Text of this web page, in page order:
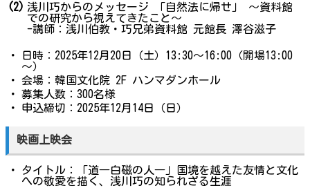
(2) 浅川巧からのメッセージ 「自然法に帰せ」 〜資料館
での研究から視えてきたこと〜
-講師：浅川伯教・巧兄弟資料館 元館長 澤谷滋子
・
日時：2025年12月20日（土）13:30～16:00（開場13:00
～）
・
会場：韓国文化院 2F ハンマダンホール
・
募集人数：300名様
・
申込締切：2025年12月14日（日）
映画上映会
・
タイトル：「道―白磁の人―」国境を越えた友情と文化
への敬愛を描く、浅川巧の知られざる生涯